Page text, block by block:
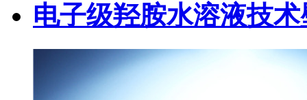
电子级羟胺水溶液技